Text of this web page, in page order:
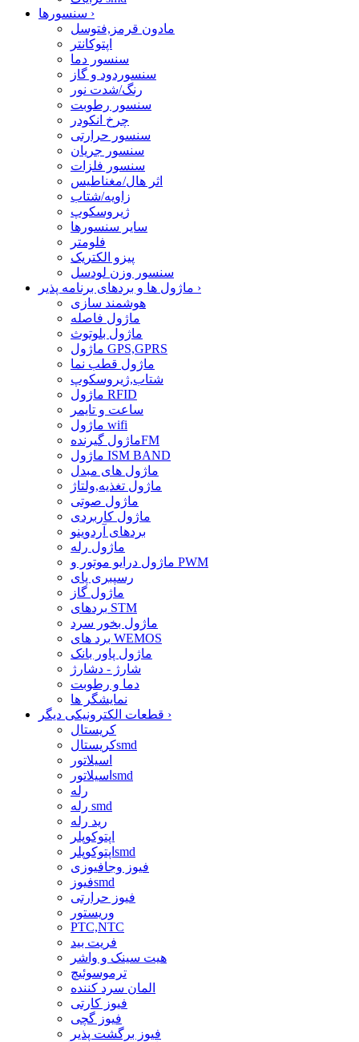
›
مادون قرمز,فتوسل
اپتوکانتر
سنسور دما
سنسوردود و گاز
رنگ/شدت نور
سنسور رطوبت
چرخ انکودر
سنسور حرارتی
سنسور جریان
سنسور فلزات
اثر هال/مغناطیس
زاویه/شتاب
ژیروسکوپ
سایر سنسورها
فلومتر
پیزو الکتریک
سنسور وزن لودسل
›
هوشمند سازی
ماژول فاصله
ماژول بلوتوث
ماژول GPS,GPRS
ماژول قطب نما
شتاب,ژیروسکوپ
ماژول RFID
ساعت و تایمر
ماژول wifi
ماژول گیرندهFM
ماژول ISM BAND
ماژول های مبدل
ماژول تغذیه,ولتاژ
ماژول صوتی
ماژول کاربردی
بردهای آردوینو
ماژول رله
ماژول درایو موتور و PWM
رسپبری پای
ماژول گاز
بردهای STM
ماژول بخور سرد
برد های WEMOS
ماژول پاور بانک
شارژ - دشارژ
دما و رطوبت
نمایشگر ها
›
کریستال
کریستالsmd
اسیلاتور
اسیلاتورsmd
رله
رله smd
رید رله
اپتوکوپلر
اپتوکوپلرsmd
فیوز وجافیوزی
فیوزsmd
فیوز حرارتی
وریستور
PTC,NTC
فریت بید
هیت سینک و واشر
ترموسوئیچ
المان سرد کننده
فیوز کارتی
فیوز گچی
فیوز برگشت پذیر